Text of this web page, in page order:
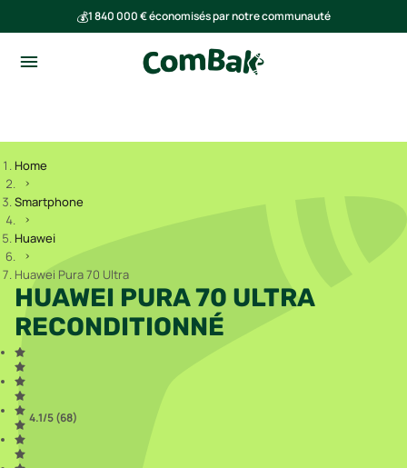
💰1 840 000 € économisés par notre communauté
Home
Smartphone
Huawei
Huawei Pura 70 Ultra
HUAWEI PURA 70 ULTRA
RECONDITIONNÉ
4.1/5 (68)